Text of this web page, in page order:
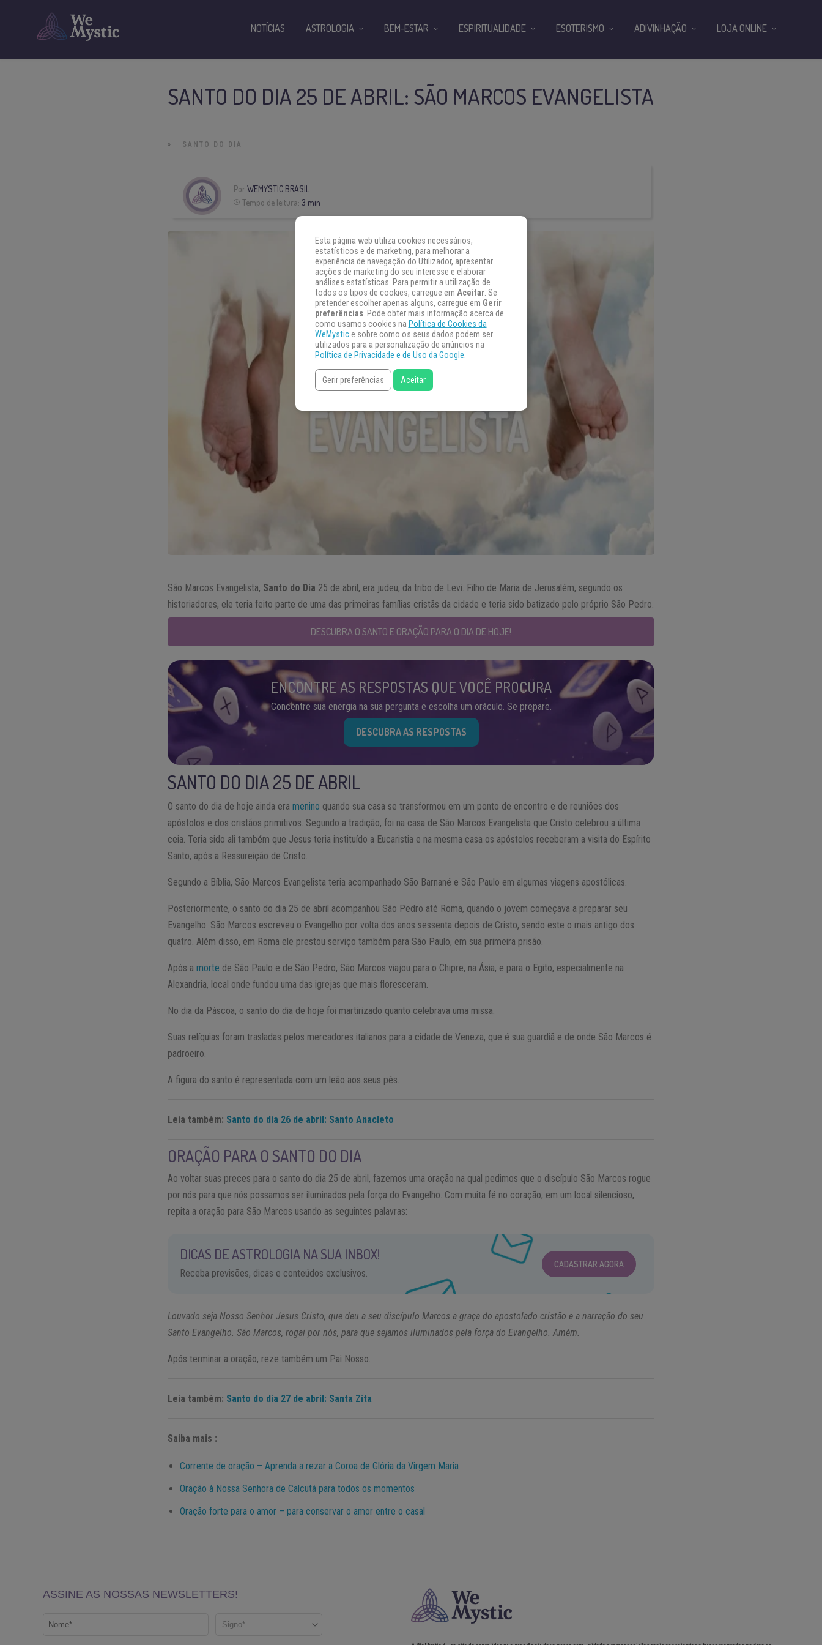
SANTO DO DIA 25 DE ABRIL: SÃO MARCOS EVANGELISTA
» SANTO DO DIA
PorWEMYSTIC BRASIL
Tempo de leitura:3 min
São Marcos Evangelista, Santo do Dia 25 de abril, era judeu, da tribo de Levi. Filho de Maria de Jerusalém, segundo os
historiadores, ele teria feito parte de uma das primeiras famílias cristãs da cidade e teria sido batizado pelo próprio São Pedro.
DESCUBRA O SANTO E ORAÇÃO PARA O DIA DE HOJE!
ENCONTRE AS RESPOSTAS QUE VOCÊ PROCURA
Concentre sua energia na sua pergunta e escolha um oráculo. Se prepare.
DESCUBRA AS RESPOSTAS
SANTO DO DIA 25 DE ABRIL
O santo do dia de hoje ainda eramenino quando sua casa se transformou em um ponto de encontro e de reuniões dos
apóstolos e dos cristãos primitivos. Segundo a tradição, foi na casa de São Marcos Evangelista que Cristo celebrou a última
ceia. Teria sido ali também que Jesus teria instituído a Eucaristia e na mesma casa os apóstolos receberam a visita do Espírito
Santo, após a Ressureição de Cristo.
Segundo a Bíblia, São Marcos Evangelista teria acompanhado São Barnané e São Paulo em algumas viagens apostólicas.
Posteriormente, o santo do dia 25 de abril acompanhou São Pedro até Roma, quando o jovem começava a preparar seu
Evangelho. São Marcos escreveu o Evangelho por volta dos anos sessenta depois de Cristo, sendo este o mais antigo dos
quatro. Além disso, em Roma ele prestou serviço também para São Paulo, em sua primeira prisão.
Após amorte de São Paulo e de São Pedro, São Marcos viajou para o Chipre, na Ásia, e para o Egito, especialmente na
Alexandria, local onde fundou uma das igrejas que mais floresceram.
No dia da Páscoa, o santo do dia de hoje foi martirizado quanto celebrava uma missa.
Suas relíquias foram trasladas pelos mercadores italianos para a cidade de Veneza, que é sua guardiã e de onde São Marcos é
padroeiro.
A figura do santo é representada com um leão aos seus pés.
Leia também: Santo do dia 26 de abril: Santo Anacleto
ORAÇÃO PARA O SANTO DO DIA
Ao voltar suas preces para o santo do dia 25 de abril, fazemos uma oração na qual pedimos que o discípulo São Marcos rogue
por nós para que nós possamos ser iluminados pela força do Evangelho. Com muita fé no coração, em um local silencioso,
repita a oração para São Marcos usando as seguintes palavras:
DICAS DE ASTROLOGIA NA SUA INBOX!
Receba previsões, dicas e conteúdos exclusivos.
CADASTRAR AGORA
Louvado seja Nosso Senhor Jesus Cristo, que deu a seu discípulo Marcos a graça do apostolado cristão e a narração do seu
Santo Evangelho. São Marcos, rogai por nós, para que sejamos iluminados pela força do Evangelho. Amém.
Após terminar a oração, reze também um Pai Nosso.
Leia também: Santo do dia 27 de abril: Santa Zita
Saiba mais :
Corrente de oração – Aprenda a rezar a Coroa de Glória da Virgem Maria
Oração à Nossa Senhora de Calcutá para todos os momentos
Oração forte para o amor – para conservar o amor entre o casal
NOTÍCIAS ASTROLOGIA BEM-ESTAR ESPIRITUALIDADE ESOTERISMO ADIVINHAÇÃO LOJA ONLINE
Esta página web utiliza cookies necessários,
estatísticos e de marketing, para melhorar a
experiência de navegação do Utilizador, apresentar
acções de marketing do seu interesse e elaborar
análises estatísticas. Para permitir a utilização de
todos os tipos de cookies, carregue em Aceitar. Se
pretender escolher apenas alguns, carregue em Gerir
preferências. Pode obter mais informação acerca de
como usamos cookies na Política de Cookies da
WeMystice sobre como os seus dados podem ser
utilizados para a personalização de anúncios na
Política de Privacidade e de Uso da Google.
Gerir preferências Aceitar